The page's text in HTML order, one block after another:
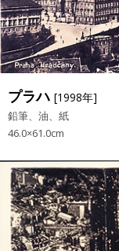
プラハ [1998年]
鉛筆、油、紙
46.0×61.0cm